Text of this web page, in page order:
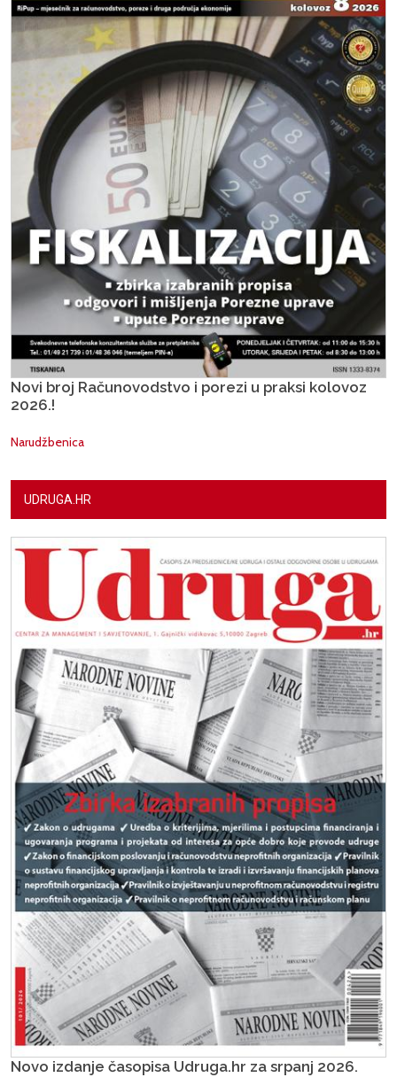
Novi broj Računovodstvo i porezi u praksi kolovoz
2026.!
Narudžbenica
UDRUGA.HR
Novo izdanje časopisa Udruga.hr za srpanj 2026.